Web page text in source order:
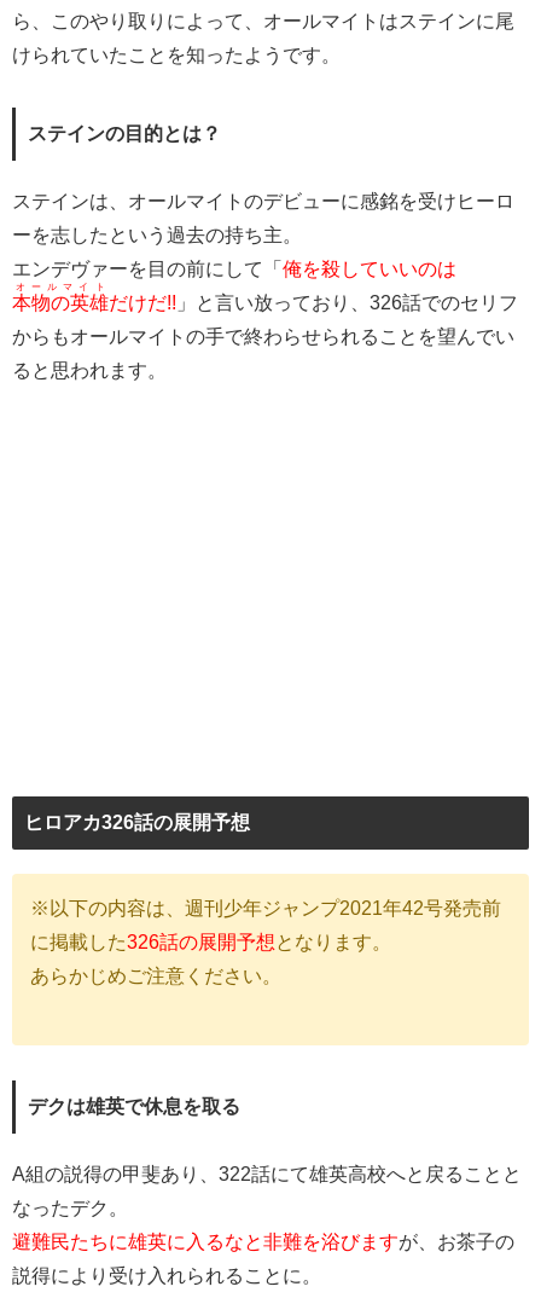
ら、このやり取りによって、オールマイトはステインに尾
けられていたことを知ったようです。
ステインの目的とは？
ステインは、オールマイトのデビューに感銘を受けヒーロ
ーを志したという過去の持ち主。
エンデヴァーを目の前にして「 俺を殺していいのは
本物の英雄
オールマイト
だけだ!! 」と言い放っており、326話でのセリフ
からもオールマイトの手で終わらせられることを望んでい
ると思われます。
ヒロアカ326話の展開予想
※以下の内容は、週刊少年ジャンプ2021年42号発売前
に掲載した326話の展開予想となります。
あらかじめご注意ください。
デクは雄英で休息を取る
A組の説得の甲斐あり、322話にて雄英高校へと戻ることと
なったデク。
避難民たちに雄英に入るなと非難を浴びますが、お茶子の
説得により受け入れられることに。